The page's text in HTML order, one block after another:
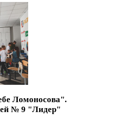
Ломоносова".
№ 9 "Лидер"